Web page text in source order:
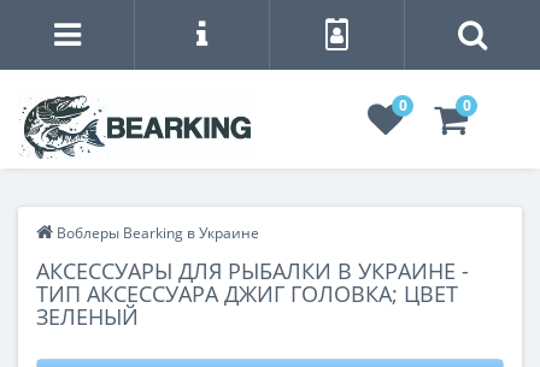
0 0
Воблеры Bearking в Украине
АКСЕССУАРЫ ДЛЯ РЫБАЛКИ В УКРАИНЕ -
ТИП АКСЕССУАРА ДЖИГ ГОЛОВКА; ЦВЕТ
ЗЕЛЕНЫЙ